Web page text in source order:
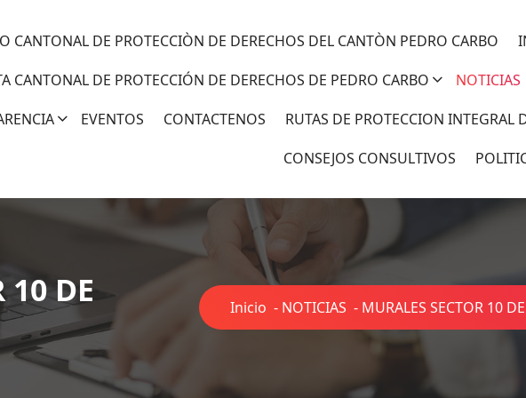
CANTONAL DE PROTECCIÒN DE DERECHOS DEL CANTÒN PEDRO CARBO
CANTONAL DE PROTECCIÓN DE DERECHOS DE PEDRO CARBO
NOTICIAS
EVENTOS CONTACTENOS
RUTAS DE PROTECCION INTEGRAL
CONSEJOS CONSULTIVOS
10 DE
Inicio - NOTICIAS - MURALES SECTOR 10